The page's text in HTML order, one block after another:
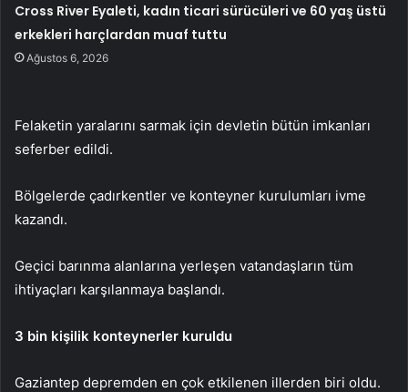
Cross River Eyaleti, kadın ticari sürücüleri ve 60 yaş üstü
erkekleri harçlardan muaf tuttu
Ağustos 6, 2026
Felaketin yaralarını sarmak için devletin bütün imkanları
seferber edildi.
Bölgelerde çadırkentler ve konteyner kurulumları ivme
kazandı.
Geçici barınma alanlarına yerleşen vatandaşların tüm
ihtiyaçları karşılanmaya başlandı.
3 bin kişilik konteynerler kuruldu
Gaziantep depremden en çok etkilenen illerden biri oldu.